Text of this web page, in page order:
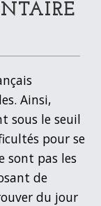
Ainsi,
sous le seuil
pour se
sont pas les
de
du jour